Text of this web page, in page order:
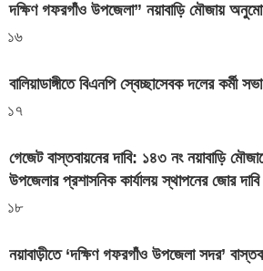
দক্ষিণ গফরগাঁও উপজেলা” নয়াবাড়ি মৌজায়
১৬
বালিয়াডাঙ্গীতে বিএনপি স্বেচ্ছাসেবক দলের কর্মী
১৭
গেজেট বাস্তবায়নের দাবি: ১৪৩ নং নয়াবাড়ি
উপজেলার প্রশাসনিক কার্যালয় স্থাপনের জোর দাবি
১৮
নয়াবাড়ীতে ‘দক্ষিণ গফরগাঁও উপজেলা সদর’